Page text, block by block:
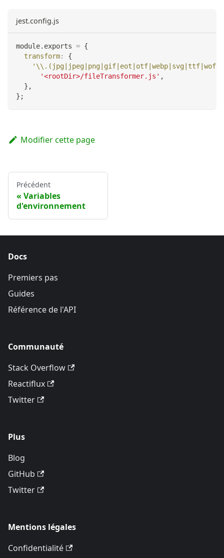
jest.config.js
module. exports = {
transform:
{
'<rootDir>/fileTransformer.js' ,
} ,
} ;
Modifier cette page
Précédent
Variables
d'environnement
Docs
Premiers pas
Guides
Référence de l'API
Communauté
Stack Overflow
Reactiflux
Twitter
Plus
Blog
GitHub
Twitter
Mentions légales
Confidentialité